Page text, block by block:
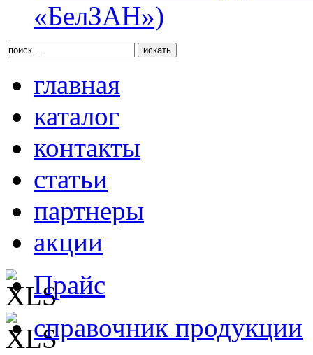
«БелЗАН»)
главная
каталог
контакты
статьи
партнеры
акции
Прайс
справочник продукции